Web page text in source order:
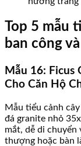
Top 5 mẫu
ban công
Mẫu 16: Ficus
Cho Căn Hộ
Mẫu tiểu cảnh
đá granite nhỏ
mắt, dễ di chuyển
thượng hoặc bàn